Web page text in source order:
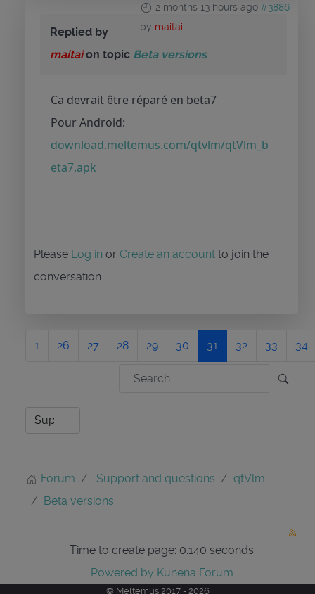
2 months 13 hours ago #3886
by maitai
Replied by
maitaion topic Beta versions
Ca devrait être réparé en beta7
Pour Android:
download.meltemus.com/qtvlm/qtVlm_b
eta7.apk
Please Log in or Create an account to join the
conversation.
1 26 27 28 29 30 31 32 33 34
Forum Support and questions
qtVlm
Beta versions
Time to create page: 0.140 seconds
Powered by Kunena Forum
© Meltemus 2017 - 2026